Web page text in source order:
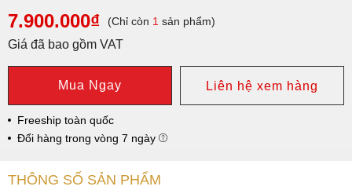
7.900.000₫ (Chỉ còn 1 sản phẩm)
Giá đã bao gồm VAT
Mua Ngay Liên hệ xem hàng
Freeship toàn quốc
Đổi hàng trong vòng 7 ngày
THÔNG SỐ SẢN PHẨM